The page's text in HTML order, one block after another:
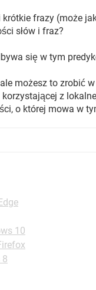
frazy (może
słów i fraz?
się w tym
możesz to zrobić
z
o której mowa w
10
8